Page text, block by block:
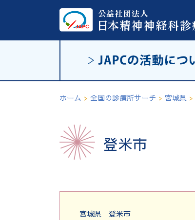
ホーム > 全国の診療所サーチ > 宮城県 >
登米市
宮城県 登米市